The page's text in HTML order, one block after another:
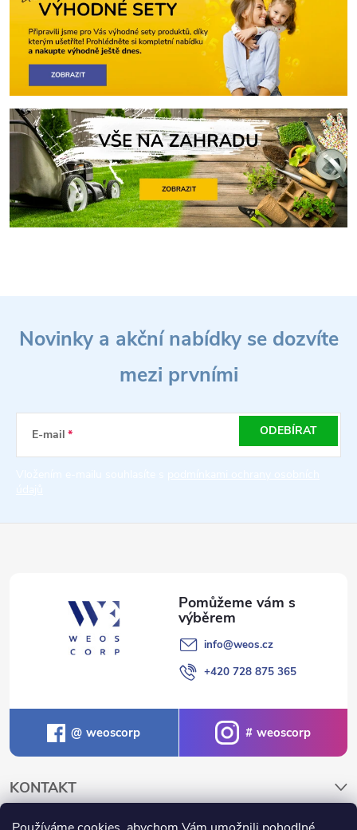
í
Novinky a akční nabídky se dozvíte
mezi prvními
E-mail ODEBÍRAT
info@weos.cz
+420 728 875 365
weoscorp weoscorp
KONTAKT